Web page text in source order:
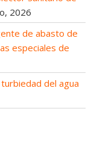
2026
de abasto de
especiales de
del agua